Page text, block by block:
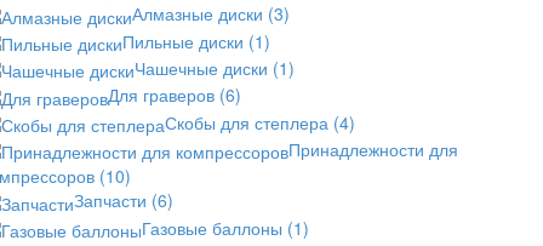
Алмазные диски (3)
Пильные диски (1)
Чашечные диски (1)
Для граверов (6)
Скобы для степлера (4)
Принадлежности для
(10)
Запчасти (6)
Газовые баллоны (1)